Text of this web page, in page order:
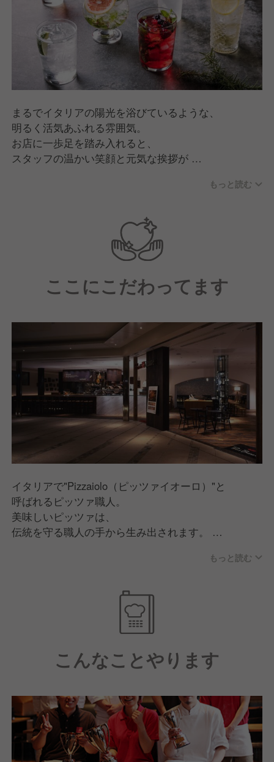
まるでイタリアの陽光を浴びているような、
明るく活気あふれる雰囲気。
お店に一歩足を踏み入れると、
スタッフの温かい笑顔と元気な挨拶が
ちょっとしたおしゃべりまで、
お客様に笑顔になっていただけるような
コミュニケーションを大切にしています。
もっと読む
ここにこだわってます
イタリアで"Pizzaiolo（ピッツァイオーロ）"と
呼ばれるピッツァ職人。
美味しいピッツァは、
伝統を守る職人の手から生み出されます。
その見事な手さばきは、目にも楽しい一品です。
イタリア・ナポリで開催された、
世界最高峰のピッツァの祭典「PIZZA FEST」。
その大会で我々のチームが
3年連続受賞を決めました。
厳しい指導のもとで経験を積み、
常に真剣勝負でピッツァに向き合う
SALVATOREの誇りです。
もっと読む
こんなことやります